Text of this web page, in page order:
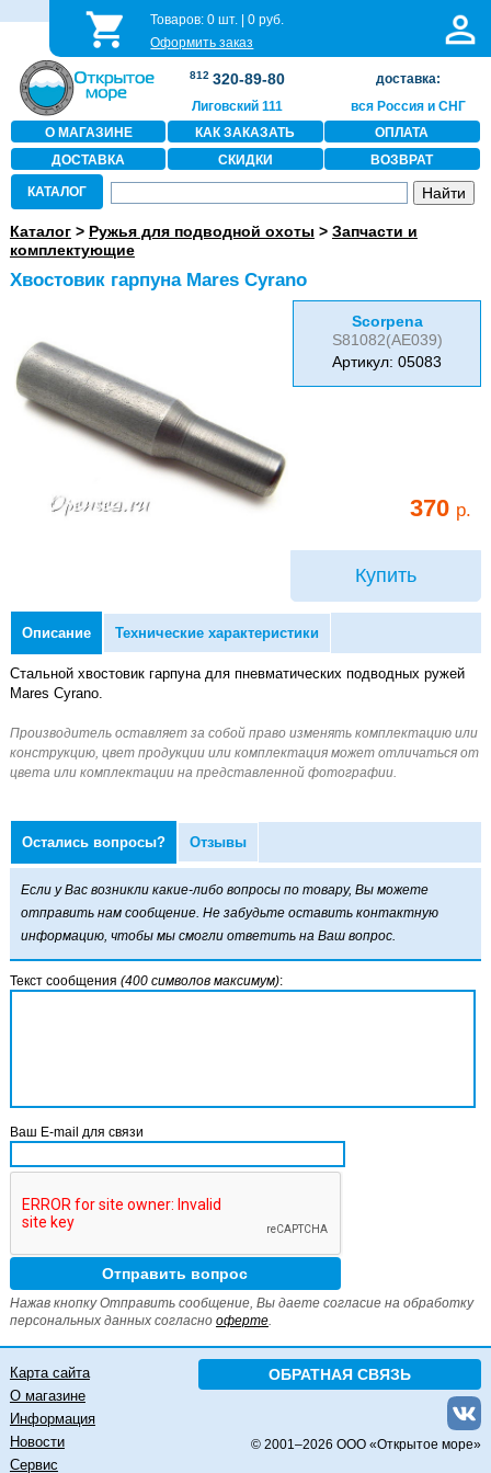
Товаров:0 шт. |0 руб.
Оформить заказ
812 320-89-80
Лиговский 111
доставка:
вся Россия и СНГ
О МАГАЗИНЕ
КАК ЗАКАЗАТЬ
ОПЛАТА
ДОСТАВКА
СКИДКИ ВОЗВРАТ
КАТАЛОГ
Каталог> Ружья для подводной охоты > Запчасти и
комплектующие
Хвостовик гарпуна Mares Cyrano
Scorpena
S81082(AE039)
Артикул: 05083
370 р.
Купить
Описание Технические характеристики
Стальной хвостовик гарпуна для пневматических подводных ружей
Mares Cyrano.
Остались вопросы? Отзывы
Если у Вас возникли какие-либо вопросы по товару, Вы можете
отправить нам сообщение. Не забудьте оставить контактную
информацию, чтобы мы смогли ответить на Ваш вопрос.
Текст сообщения (400 символов максимум):
Ваш E-mail для связи
Нажав кнопку Отправить сообщение, Вы даете согласие на обработку
персональных данных согласно оферте.
ОБРАТНАЯ СВЯЗЬ
© 2001–2026 ООО «Открытое море»
Карта сайта
О магазине
Информация
Новости
Сервис